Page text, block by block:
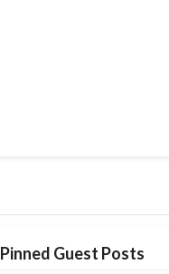
Pinned Guest Posts